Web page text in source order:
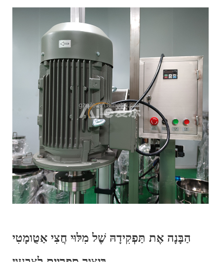
הַבָּנָה אֶת תַּפְקִידָהּ שֶׁל מִלּוּי חֲצִי אַטֻומָטִי